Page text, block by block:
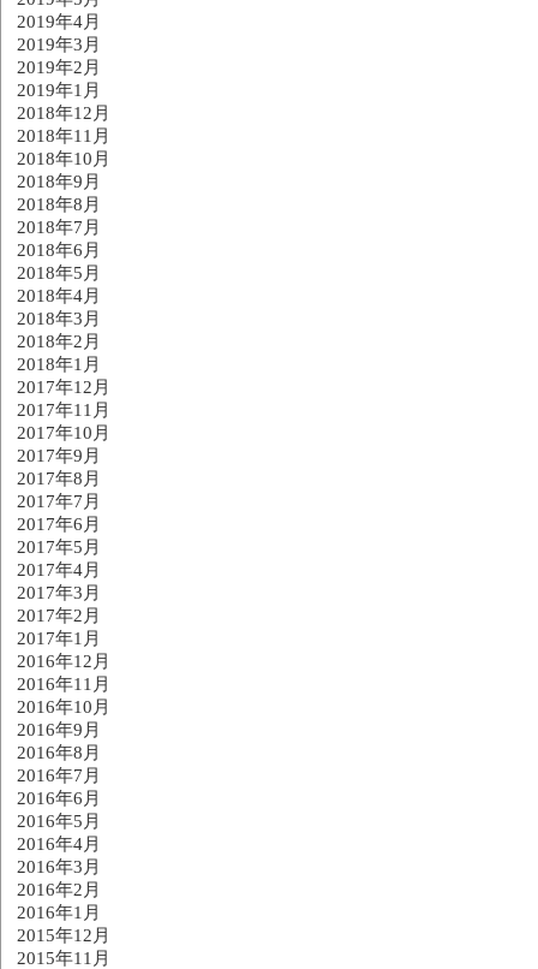
2019年4月
2019年3月
2019年2月
2019年1月
2018年12月
2018年11月
2018年10月
2018年9月
2018年8月
2018年7月
2018年6月
2018年5月
2018年4月
2018年3月
2018年2月
2018年1月
2017年12月
2017年11月
2017年10月
2017年9月
2017年8月
2017年7月
2017年6月
2017年5月
2017年4月
2017年3月
2017年2月
2017年1月
2016年12月
2016年11月
2016年10月
2016年9月
2016年8月
2016年7月
2016年6月
2016年5月
2016年4月
2016年3月
2016年2月
2016年1月
2015年12月
2015年11月